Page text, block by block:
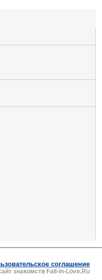
соглашение
знакомств Fall-in-Love.Ru